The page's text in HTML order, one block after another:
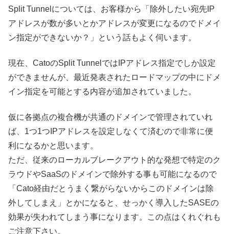
Split Tunnelについては、お客様から「除外したい宛先IP
アドレスが数が多いとかアドレスが変更になるのでドメイ
ン指定ができないか？」という話もよく伺います。
現在、CatoのSplit TunnelではIPアドレス指定でしか設定
ができませんが、最近発表されたロードマップの中にドメ
イン指定を可能とする内容が追加されていました。
仮に各拠点の複合機が共通のドメインで管理されていれ
ば、1つ1つIPアドレスを設定しなくて済むので非常に便
利になるかと思います。
ただ、従来のローカルブレークアウト的な発想で特定のク
ラウドやSaaSのドメインで除外する事も可能になるので
「Cato経由だとうまく繋がらないからこのドメインは除
外してしまえ」とかになると、せっかく導入したSASEの
効果が失われてしまう事になります。この点はくれぐれも
ご注意下さい。